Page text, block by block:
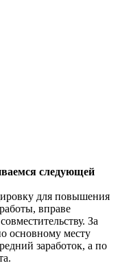
следующей
для повышения
вправе
За
основному месту
заработок, а по